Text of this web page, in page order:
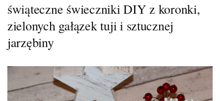
świąteczne świeczniki DIY z koronki,
zielonych gałązek tuji i sztucznej
jarzębiny